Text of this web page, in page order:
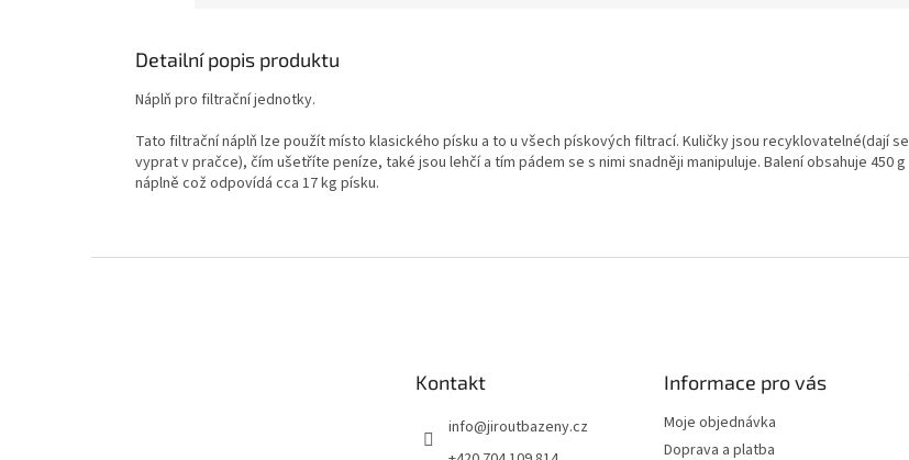
Detailní popis produktu
Náplň pro filtrační jednotky.
Tato filtrační náplň lze použít místo klasického písku a to u všech pískových filtrací. Kuličky jsou recyklovatelné(dají se
vyprat v pračce), čím ušetříte peníze, také jsou lehčí a tím pádem se s nimi snadněji manipuluje. Balení obsahuje 450 g
náplně což odpovídá cca 17 kg písku.
Kontakt
info@jiroutbazeny.cz
Informace pro vás
Moje objednávka
Doprava a platba